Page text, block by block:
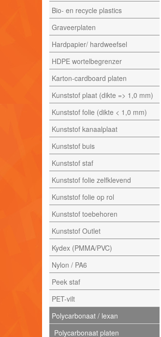
Bio- en recycle plastics
Graveerplaten
Hardpapier/ hardweefsel
HDPE wortelbegrenzer
Karton-cardboard platen
Kunststof plaat (dikte => 1,0 mm)
Kunststof folie (dikte < 1,0 mm)
Kunststof kanaalplaat
Kunststof buis
Kunststof staf
Kunststof folie zelfklevend
Kunststof folie op rol
Kunststof toebehoren
Kunststof Outlet
Kydex (PMMA/PVC)
Nylon / PA6
Peek staf
PET-vilt
Polycarbonaat / lexan
Polycarbonaat platen